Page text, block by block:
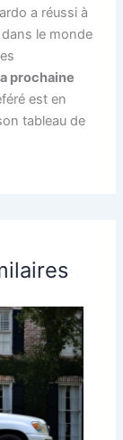
a réussi à
dans le monde
prochaine
est en
tableau de